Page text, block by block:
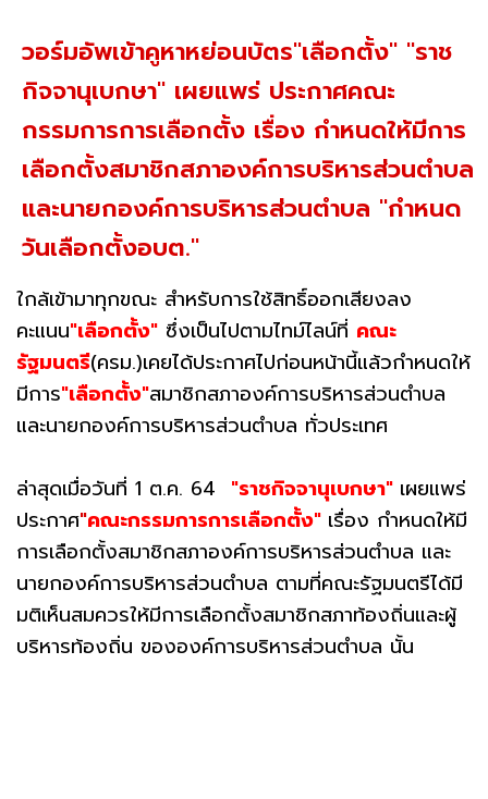
วอร์มอัพเข้าคูหาหย่อนบัตร"เลือกตั้ง" "ราช
กิจจานุเบกษา" เผยแพร่ ประกาศคณะ
กรรมการการเลือกตั้ง เรื่อง กำหนดให้มีการ
เลือกตั้งสมาชิกสภาองค์การบริหารส่วนตำบล
และนายกองค์การบริหารส่วนตำบล "กำหนด
วันเลือกตั้งอบต."
ใกล้เข้ามาทุกขณะ สำหรับการใช้สิทธิ์ออกเสียงลง
คะแนน"เลือกตั้ง" ซึ่งเป็นไปตามไทม์ไลน์ที่ คณะ
รัฐมนตรี(ครม.)เคยได้ประกาศไปก่อนหน้านี้แล้วกำหนดให้
มีการ"เลือกตั้ง"สมาชิกสภาองค์การบริหารส่วนตำบล
และนายกองค์การบริหารส่วนตำบล ทั่วประเทศ
ล่าสุดเมื่อวันที่ 1 ต.ค. 64 "ราชกิจจานุเบกษา" เผยแพร่
ประกาศ"คณะกรรมการการเลือกตั้ง" เรื่อง กำหนดให้มี
การเลือกตั้งสมาชิกสภาองค์การบริหารส่วนตำบล และ
นายกองค์การบริหารส่วนตำบล ตามที่คณะรัฐมนตรีได้มี
มติเห็นสมควรให้มีการเลือกตั้งสมาชิกสภาท้องถิ่นและผู้
บริหารท้องถิ่น ขององค์การบริหารส่วนตำบล นั้น